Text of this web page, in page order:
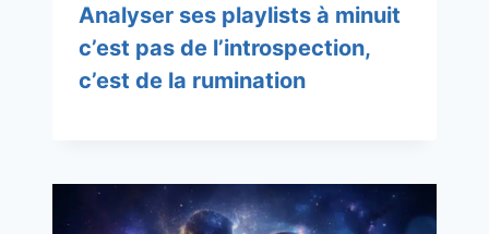
Analyser ses playlists à minuit
c’est pas de l’introspection,
c’est de la rumination